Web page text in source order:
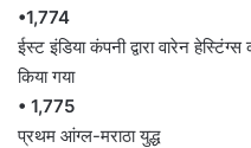
•1,774
ईस्ट इंडिया कंपनी द्वारा वारेन
किया गया
• 1,775
प्रथम आंग्ल-मराठा युद्ध